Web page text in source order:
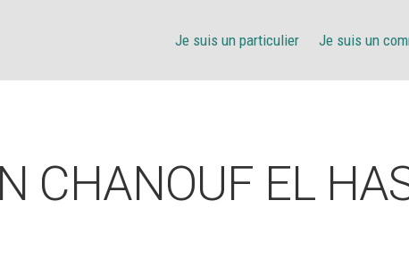
Je suis un particulier Je suis un
CHANOUF EL